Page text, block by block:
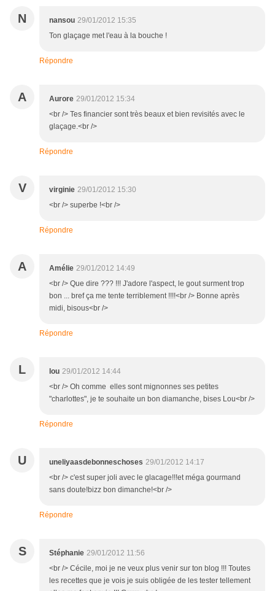
N nansou 29/01/2012 15:35
Ton glaçage met l'eau à la bouche !
Répondre
A Aurore 29/01/2012 15:34
<br /> Tes financier sont très beaux et bien revisités avec le
glaçage.<br />
Répondre
V virginie 29/01/2012 15:30
<br /> superbe !<br />
Répondre
A Amélie 29/01/2012 14:49
<br /> Que dire ??? !!! J'adore l'aspect, le gout surment trop
bon ... bref ça me tente terriblement !!!!<br /> Bonne après
midi, bisous<br />
Répondre
L lou 29/01/2012 14:44
<br /> Oh comme elles sont mignonnes ses petites
"charlottes", je te souhaite un bon diamanche, bises Lou<br />
Répondre
U uneliyaasdebonneschoses 29/01/2012 14:17
<br /> c'est super joli avec le glacage!!!et méga gourmand
sans doute!bizz bon dimanche!<br />
Répondre
S Stéphanie 29/01/2012 11:56
<br /> Cécile, moi je ne veux plus venir sur ton blog !!! Toutes
les recettes que je vois je suis obligée de les tester tellement